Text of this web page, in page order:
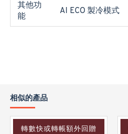
其他功
能
AI ECO 製冷模式
相似的產品
轉數快或轉帳額外回贈